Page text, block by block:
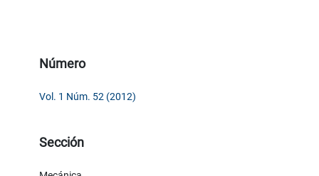
Número
Vol. 1 Núm. 52 (2012)
Sección